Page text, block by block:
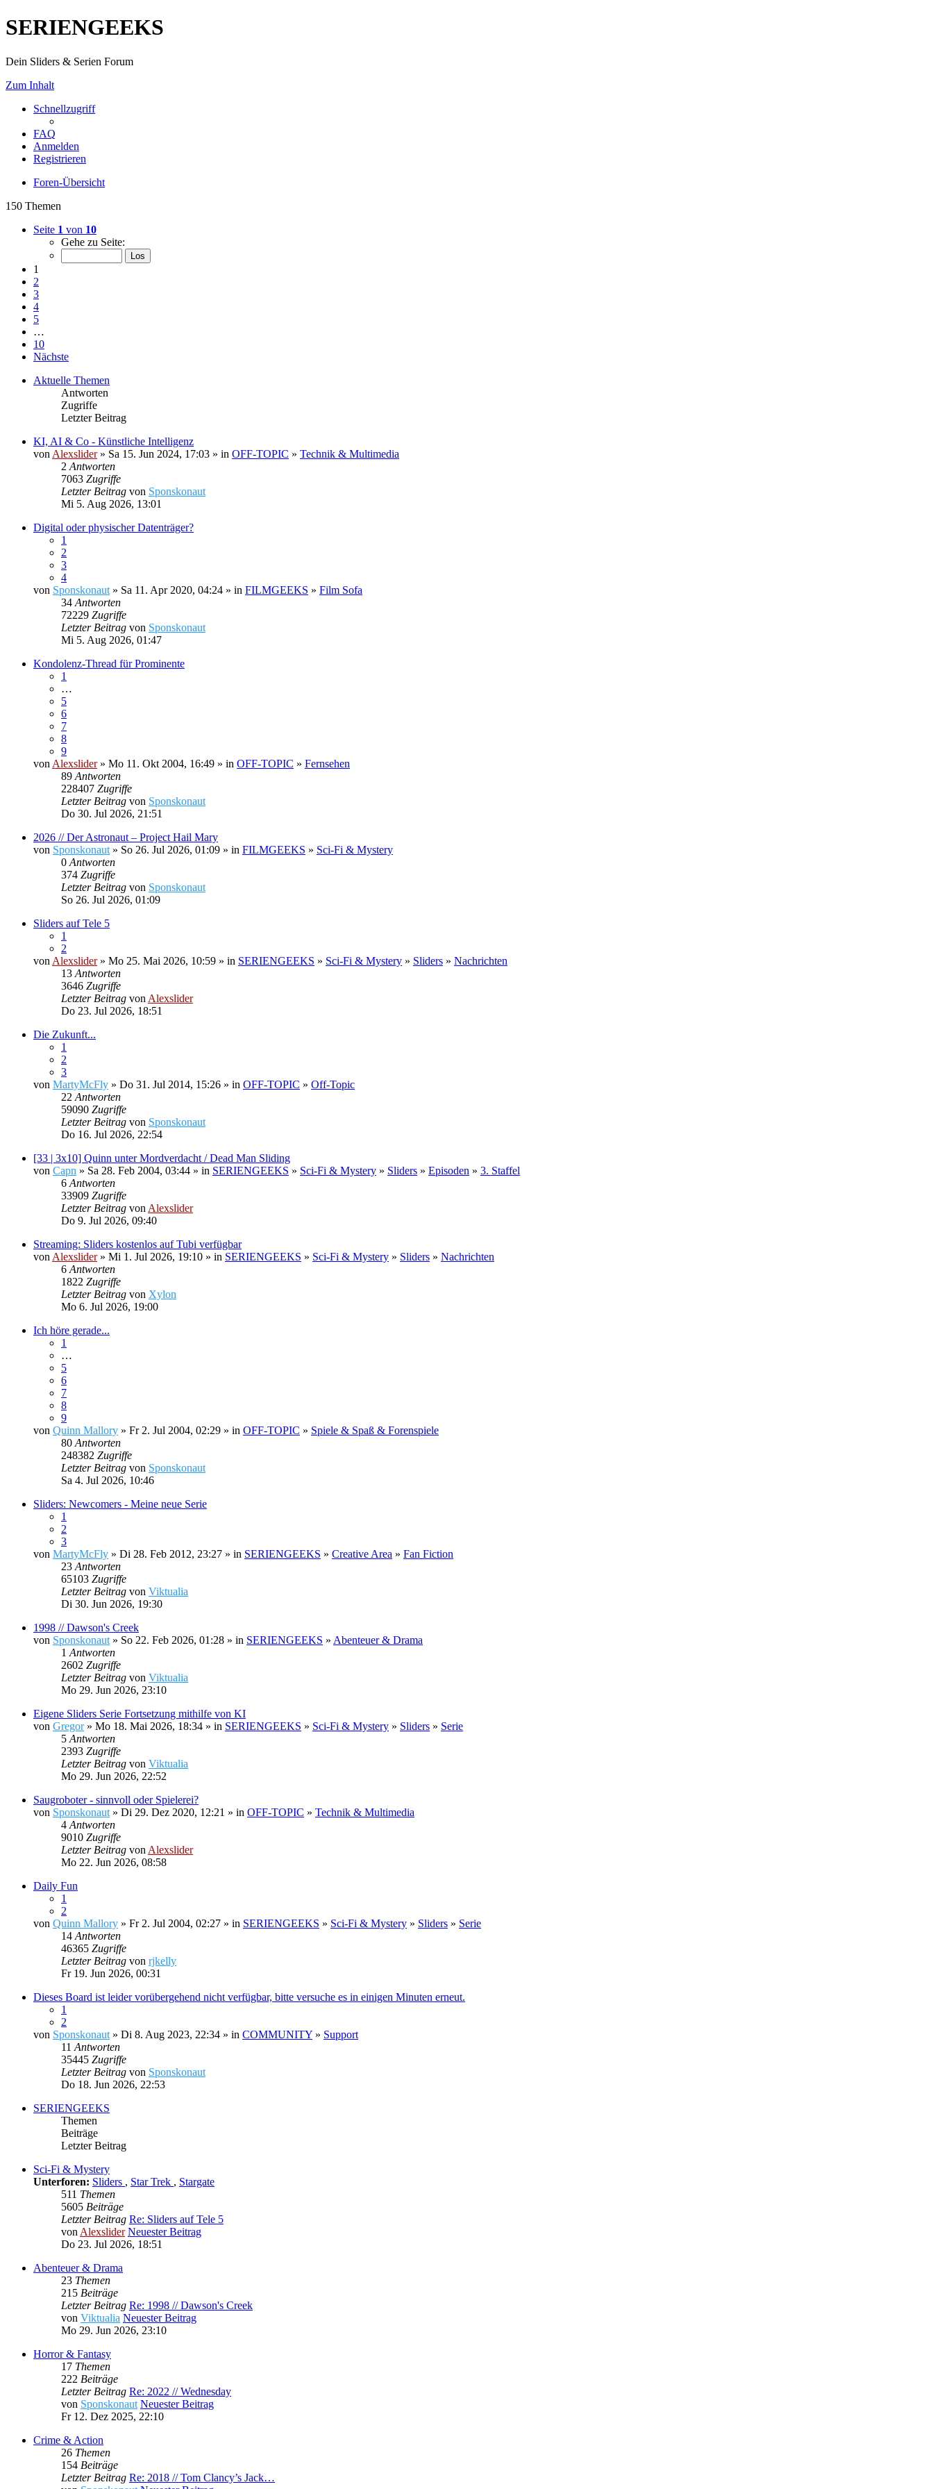
SERIENGEEKS
Dein Sliders & Serien Forum
Zum Inhalt
Schnellzugriff
FAQ
Anmelden
Registrieren
Foren-Übersicht
150 Themen
Seite 1 von 10
Gehe zu Seite:
1
2
3
4
5
…
10
Nächste
Aktuelle Themen
Antworten
Zugriffe
Letzter Beitrag
KI, AI & Co - Künstliche Intelligenz
von Alexslider» Sa 15. Jun 2024, 17:03 » in OFF-TOPIC » Technik & Multimedia
2 Antworten
7063 Zugriffe
Letzter Beitrag von Sponskonaut
Mi 5. Aug 2026, 13:01
Digital oder physischer Datenträger?
1
2
3
4
von Sponskonaut » Sa 11. Apr 2020, 04:24 » in FILMGEEKS » Film Sofa
34 Antworten
72229 Zugriffe
Letzter Beitrag von Sponskonaut
Mi 5. Aug 2026, 01:47
Kondolenz-Thread für Prominente
1
…
5
6
7
8
9
von Alexslider» Mo 11. Okt 2004, 16:49 » in OFF-TOPIC » Fernsehen
89 Antworten
228407 Zugriffe
Letzter Beitrag von Sponskonaut
Do 30. Jul 2026, 21:51
2026 // Der Astronaut – Project Hail Mary
von Sponskonaut » So 26. Jul 2026, 01:09 » in FILMGEEKS » Sci-Fi & Mystery
0 Antworten
374 Zugriffe
Letzter Beitrag von Sponskonaut
So 26. Jul 2026, 01:09
Sliders auf Tele 5
1
2
von Alexslider» Mo 25. Mai 2026, 10:59 » in SERIENGEEKS » Sci-Fi & Mystery » Sliders » Nachrichten
13 Antworten
3646 Zugriffe
Letzter Beitrag von Alexslider
Do 23. Jul 2026, 18:51
Die Zukunft...
1
2
3
von MartyMcFly » Do 31. Jul 2014, 15:26 » in OFF-TOPIC » Off-Topic
22 Antworten
59090 Zugriffe
Letzter Beitrag von Sponskonaut
Do 16. Jul 2026, 22:54
[33 | 3x10] Quinn unter Mordverdacht / Dead Man Sliding
von Capn » Sa 28. Feb 2004, 03:44 » in SERIENGEEKS » Sci-Fi & Mystery » Sliders » Episoden » 3. Staffel
6 Antworten
33909 Zugriffe
Letzter Beitrag von Alexslider
Do 9. Jul 2026, 09:40
Streaming: Sliders kostenlos auf Tubi verfügbar
von Alexslider» Mi 1. Jul 2026, 19:10 » in SERIENGEEKS » Sci-Fi & Mystery » Sliders » Nachrichten
6 Antworten
1822 Zugriffe
Letzter Beitrag von Xylon
Mo 6. Jul 2026, 19:00
Ich höre gerade...
1
…
5
6
7
8
9
von Quinn Mallory » Fr 2. Jul 2004, 02:29 » in OFF-TOPIC » Spiele & Spaß & Forenspiele
80 Antworten
248382 Zugriffe
Letzter Beitrag von Sponskonaut
Sa 4. Jul 2026, 10:46
Sliders: Newcomers - Meine neue Serie
1
2
3
von MartyMcFly » Di 28. Feb 2012, 23:27 » in SERIENGEEKS » Creative Area » Fan Fiction
23 Antworten
65103 Zugriffe
Letzter Beitrag von Viktualia
Di 30. Jun 2026, 19:30
1998 // Dawson's Creek
von Sponskonaut » So 22. Feb 2026, 01:28 » in SERIENGEEKS » Abenteuer & Drama
1 Antworten
2602 Zugriffe
Letzter Beitrag von Viktualia
Mo 29. Jun 2026, 23:10
Eigene Sliders Serie Fortsetzung mithilfe von KI
von Gregor» Mo 18. Mai 2026, 18:34 » in SERIENGEEKS » Sci-Fi & Mystery » Sliders » Serie
5 Antworten
2393 Zugriffe
Letzter Beitrag von Viktualia
Mo 29. Jun 2026, 22:52
Saugroboter - sinnvoll oder Spielerei?
von Sponskonaut » Di 29. Dez 2020, 12:21 » in OFF-TOPIC » Technik & Multimedia
4 Antworten
9010 Zugriffe
Letzter Beitrag von Alexslider
Mo 22. Jun 2026, 08:58
Daily Fun
1
2
von Quinn Mallory » Fr 2. Jul 2004, 02:27 » in SERIENGEEKS » Sci-Fi & Mystery » Sliders » Serie
14 Antworten
46365 Zugriffe
Letzter Beitrag von rjkelly
Fr 19. Jun 2026, 00:31
Dieses Board ist leider vorübergehend nicht verfügbar, bitte versuche es in einigen Minuten erneut.
1
2
von Sponskonaut » Di 8. Aug 2023, 22:34 » in COMMUNITY » Support
11 Antworten
35445 Zugriffe
Letzter Beitrag von Sponskonaut
Do 18. Jun 2026, 22:53
SERIENGEEKS
Themen
Beiträge
Letzter Beitrag
Sci-Fi & Mystery
Unterforen: Sliders , Star Trek , Stargate
511 Themen
5605 Beiträge
Letzter Beitrag Re: Sliders auf Tele 5
von Alexslider Neuester Beitrag
Do 23. Jul 2026, 18:51
Abenteuer & Drama
23 Themen
215 Beiträge
Letzter Beitrag Re: 1998 // Dawson's Creek
von Viktualia Neuester Beitrag
Mo 29. Jun 2026, 23:10
Horror & Fantasy
17 Themen
222 Beiträge
Letzter Beitrag Re: 2022 // Wednesday
von Sponskonaut Neuester Beitrag
Fr 12. Dez 2025, 22:10
Crime & Action
26 Themen
154 Beiträge
Letzter Beitrag Re: 2018 // Tom Clancy’s Jack…